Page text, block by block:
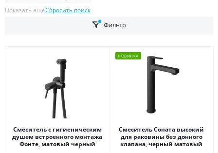
Показать ещёСбросить поиск
Фильтр
Смеситель с гигиеническим
душем встроенного монтажа
Фонте, матовый черный
НОВИНКА
Смеситель Соната высокий
для раковины без донного
клапана, черный матовый